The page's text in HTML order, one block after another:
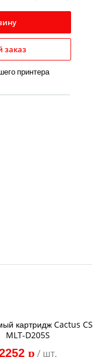
заказ
принтера
картридж Cactus CS-
MLT-D205S
p/ шт.